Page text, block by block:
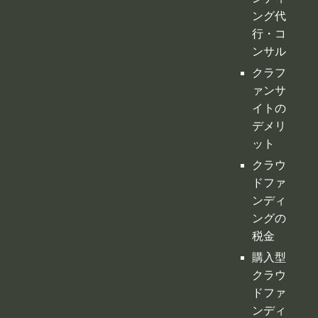
行・コ
ンサル
クラフ
ァンサ
イトの
デメリ
ット
クラウ
ドファ
ンディ
ングの
税金
購入型
クラウ
ドファ
ンディ
ング